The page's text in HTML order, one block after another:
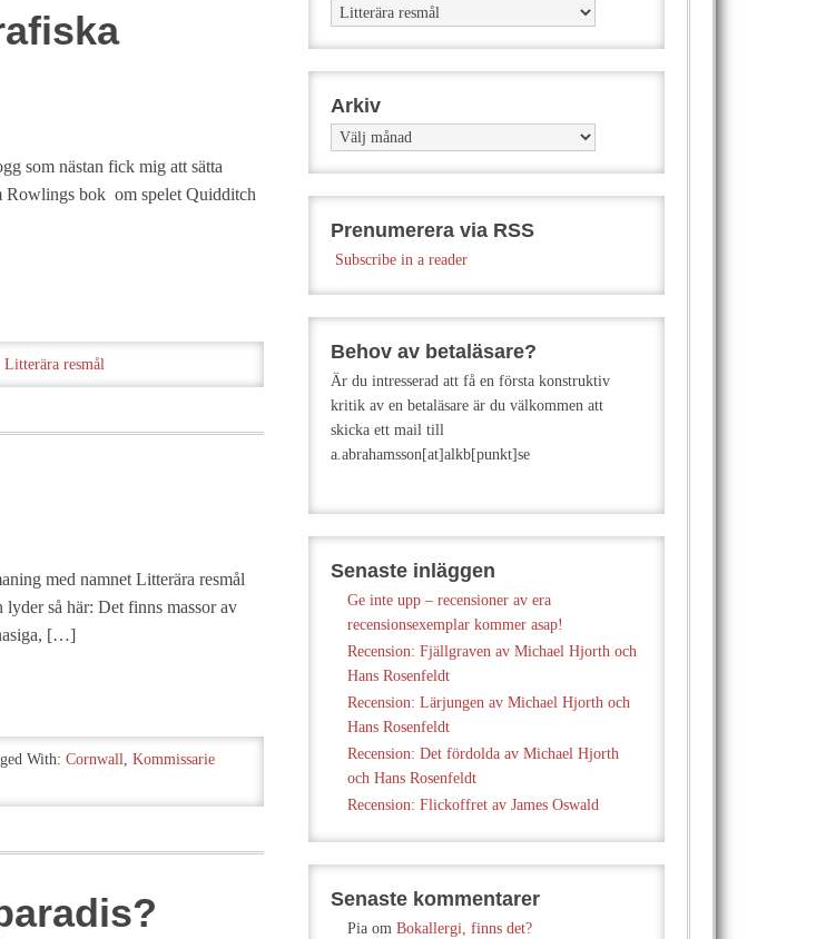
som nästan fick mig att sätta
Rowlings bok om spelet Quidditch
Litterära resmål
med namnet Litterära resmål
så här: Det finns massor av
[…]
With: Cornwall, Kommissarie
Kategorier
Arkiv
Arkiv
Prenumerera via RSS
Subscribe in a reader
Behov av betaläsare?
Är du intresserad att få en första konstruktiv
kritik av en betaläsare är du välkommen att
skicka ett mail till
a.abrahamsson[at]alkb[punkt]se
Senaste inläggen
Ge inte upp – recensioner av era
recensionsexemplar kommer asap!
Recension: Fjällgraven av Michael Hjorth och
Hans Rosenfeldt
Recension: Lärjungen av Michael Hjorth och
Hans Rosenfeldt
Recension: Det fördolda av Michael Hjorth
och Hans Rosenfeldt
Recension: Flickoffret av James Oswald
Senaste kommentarer
Pia om Bokallergi, finns det?